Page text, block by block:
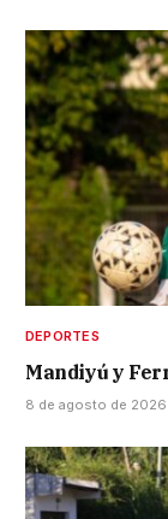
DEPORTES
Mandiyú y
8 de agosto de 2026